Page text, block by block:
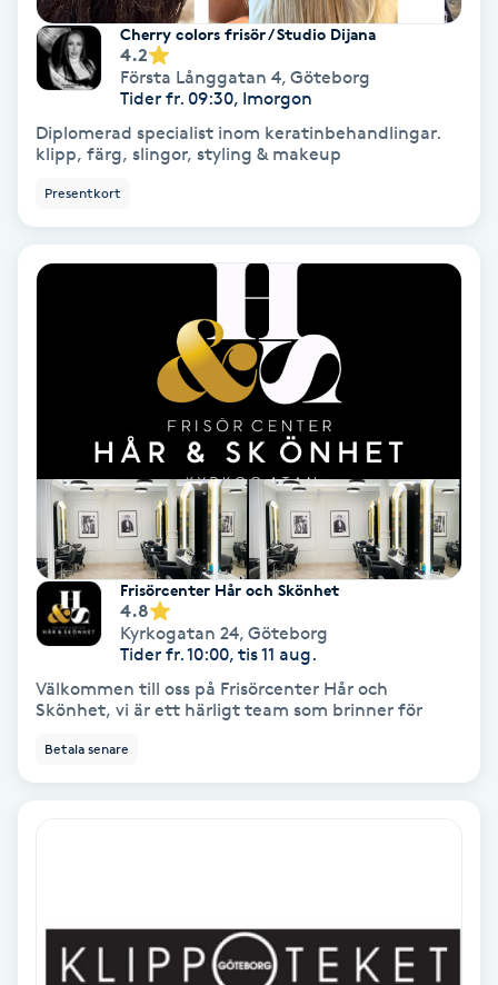
Regndroppsmassage
Reiki
Reikihealing
Reiki massage
Restorative Yoga
Ryggmassage
Samtalsterapi
Senioryoga
Singelfransar
Sjukgymnastik
Sklerosering
Cherry colors frisör / Studio Dijana
4.2
Första Långgatan 4, Göteborg
Tider fr. 09:30, Imorgon
Diplomerad specialist inom keratinbehandlingar.
klipp, färg, slingor, styling & makeup
Presentkort
Frisörcenter Hår och Skönhet
4.8
Kyrkogatan 24, Göteborg
Tider fr. 10:00, tis 11 aug.
Välkommen till oss på Frisörcenter Hår och
Skönhet, vi är ett härligt team som brinner för
Betala senare